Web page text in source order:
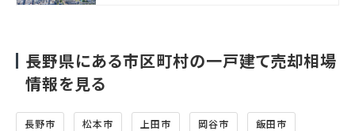
長野県にある市区町村の一戸建て売却相場
情報を見る
長野市 松本市 上田市 岡谷市 飯田市